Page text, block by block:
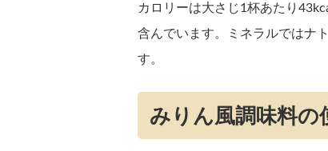
カロリーは大さじ1杯あたり
含んでいます。ミネラルではナ
す。
みりん風調味料の